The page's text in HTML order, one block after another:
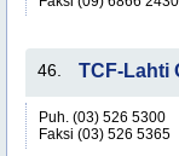
46. TCF-Lahti
Puh. (03) 526 5300
Faksi (03) 526 5365